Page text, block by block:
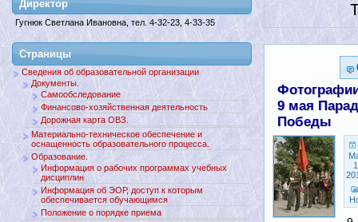
9 мая Парад
Победы
Директор
Гугнюк Светлана Ивановна, тел. 4-32-23, 4-33-35
Страницы
Сведения об образовательной организации
Документы.
Самообследование
Финансово-хозяйственная деятельность
Дорожная карта ОВЗ.
Материально-техническое обеспечение и
оснащенность образовательного процесса.
Образование.
Информация о рабочих программах учебных
дисциплин
Информация об ЭОР, доступ к которым
обеспечивается обучающимся
Положение о порядке приема